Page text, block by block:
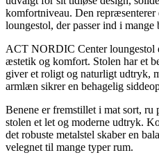
komfortniveau. Den
loungestol, der passer ind i mange
ACT NORDIC Center loungestol
æstetik og komfort. Stolen har et
giver et roligt og naturligt udtryk,
armlæn sikrer en behagelig
Benene er fremstillet i mat sort,
stolen et let og moderne udtryk.
det robuste metalstel skaber en
velegnet til mange typer rum.